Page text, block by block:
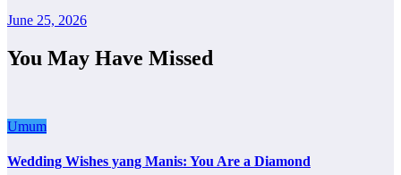
June 25, 2026
You May Have Missed
Umum
Wedding Wishes yang Manis: You Are a Diamond